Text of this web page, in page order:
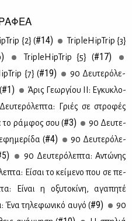
{2} (#14)
TripleHipTrip {3}
TripleHipTrip {5} (#17)
{7} (#19)
90 Δευ­τε­ρό­λε­
#1)
Άρις Γε­ωρ­γί­ου ΙΙ: Εγκυ­κλο­
Γριές σε στρο­φές
το ράμ­φος σου (#3)
90 Δευ­τε­
(#4)
90 Δευ­τε­ρό­λε­
90 Δευ­τε­ρό­λε­πτα: Αντώ­νης
Εί­σαι το κεί­με­νο που σε πε­
Εί­ναι η οξυ­το­κί­νη, αγα­πη­τέ
Ένα τη­λε­φω­νι­κό αυ­γό (#9)
90